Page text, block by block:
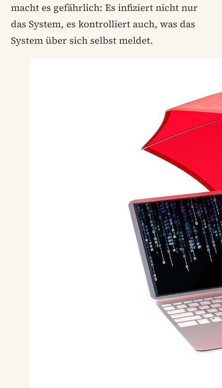
macht es gefährlich: Es infiziert nicht nur
das System, es kontrolliert auch, was das
System über sich selbst meldet.